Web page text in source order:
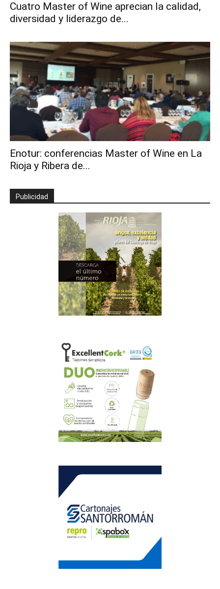
Cuatro Master of Wine aprecian la calidad,
diversidad y liderazgo de...
Enotur: conferencias Master of Wine en La
Rioja y Ribera de...
Publicidad